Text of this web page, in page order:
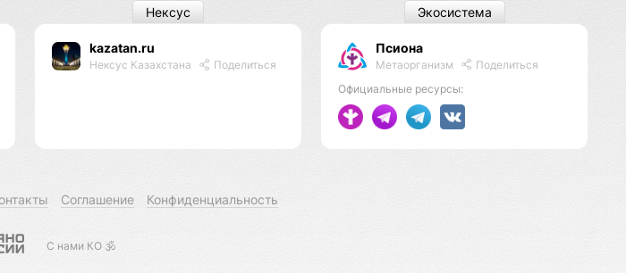
kazatan.ru
Нексус Казахстана Поделиться
Нексус
Псиона
Метаорганизм
Поделиться
Официальные ресурсы:
Экосистема
Соглашение Конфиденциальность
С нами КО 🕉️